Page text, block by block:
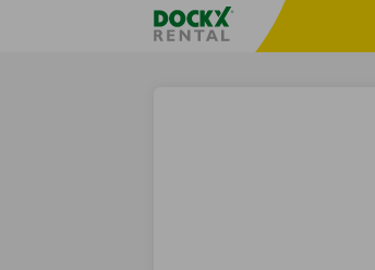
Taalselectie overslaanFratello DEMO